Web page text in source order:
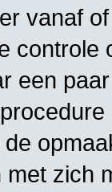
vanaf
controle
een
met zich